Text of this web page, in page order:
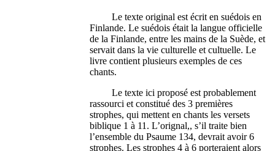
Le texte original est écrit en suédois en
Finlande. Le suédois était la langue officielle
de la Finlande, entre les mains de la Suède, et
servait dans la vie culturelle et cultuelle. Le
livre contient plusieurs exemples de ces
chants.
Le texte ici proposé est probablement
rassourci et constitué des 3 premières
strophes, qui mettent en chants les versets
biblique 1 à 11. L’orignal,, s’il traite bien
l’ensemble du Psaume 134, devrait avoir 6
strophes. Les strophes 4 à 6 porteraient alors